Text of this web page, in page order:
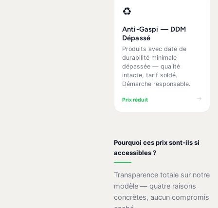
♻️
Anti-Gaspi — DDM
Dépassé
Produits avec date de
durabilité minimale
dépassée — qualité
intacte, tarif soldé.
Démarche responsable.
Prix réduit →
Pourquoi ces prix sont-ils si
accessibles ?
Transparence totale sur notre
modèle — quatre raisons
concrètes, aucun compromis